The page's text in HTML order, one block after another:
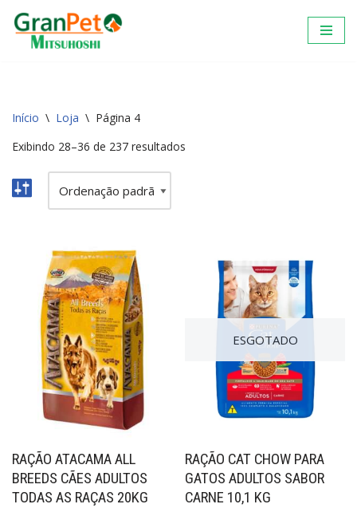
Pular
Início \ Loja \ Página 4
Exibindo 28–36 de 237 resultados
RAÇÃO ATACAMA ALL
BREEDS CÃES ADULTOS
TODAS AS RAÇAS 20KG
ESGOTADO
RAÇÃO CAT CHOW PARA
GATOS ADULTOS SABOR
CARNE 10,1 KG